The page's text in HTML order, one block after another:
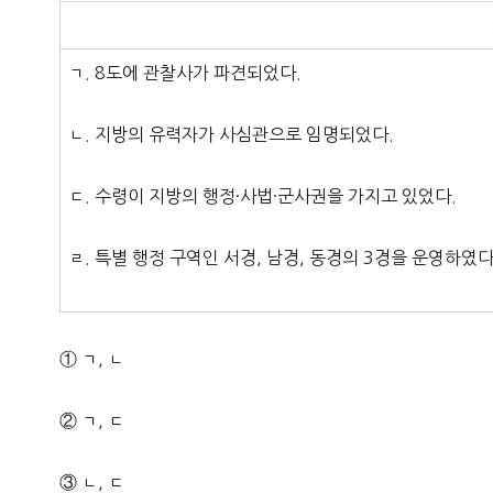
ㄱ. 8도에 관찰사가 파견되었다.
ㄴ. 지방의 유력자가 사심관으로 임명되었다.
ㄷ. 수령이 지방의 행정·사법·군사권을 가지고 있었다.
ㄹ. 특별 행정 구역인 서경, 남경, 동경의 3경을 운영하였
① ㄱ, ㄴ
② ㄱ, ㄷ
③ ㄴ, ㄷ